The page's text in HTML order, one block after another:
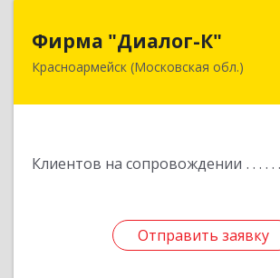
Фирма "Диалог-К"
Красноармейск (Московская обл.)
Клиентов на сопровождении
Отправить заявку
141292, Московская обл,
Отправить заявку